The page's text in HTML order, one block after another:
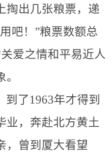
掏出几张粮票，递
吧！”粮票数额总
爱之情和平易近人
到了1963年才得到
业，奔赴北方黄土
，曾到厦大看望